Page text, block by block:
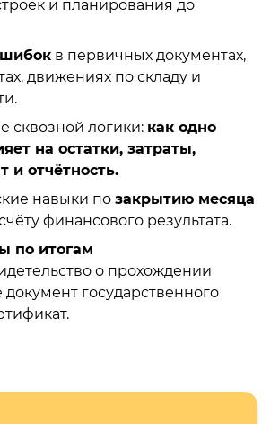
и планирования до
в первичных документах,
движениях по складу и
сквозной логики: как одно
на остатки, затраты,
и отчётность.
навыки по закрытию месяца
финансового результата.
по итогам
о прохождении
документ государственного